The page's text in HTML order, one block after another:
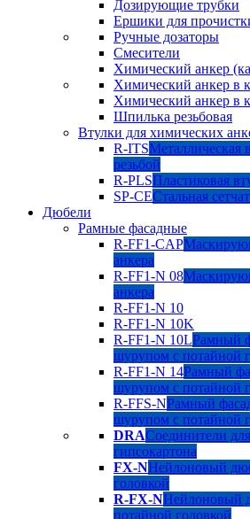
Дозирующие трубки
Ершики для
Ручные дозаторы
Смесители
Химический анкер
Химический анкер в
Химический анкер в
Шпилька резьбовая
Втулки для химических
R-ITSМеталлическая
резьбой
R-PLSПластиковая
SP-CEСтальная
Дюбели
Рамные фасадные
R-FF1-CAP
анкера
R-FF1-N 08
анкера
R-FF1-N 10
R-FF1-N 10K
R-FF1-N 10LРамный
шурупом с потайной
R-FF1-N 14Рамный
шурупом с потайной
R-FFS-NРамный
шурупом с потайной
DRAСоединители
гипсокартона
FX-NНейлоновый
головкой
R-FX-NНейлоновый
потайной головкой